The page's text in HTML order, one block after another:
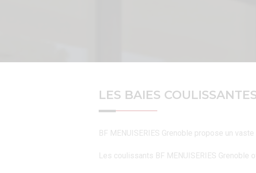
LES BAIES
BF MENUISERIES Grenoble propose un
Les coulissants BF MENUISERIES Grenoble